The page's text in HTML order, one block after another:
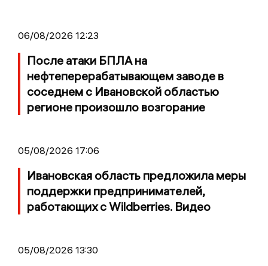
06/08/2026 12:23
После атаки БПЛА на
нефтеперерабатывающем заводе в
соседнем с Ивановской областью
регионе произошло возгорание
05/08/2026 17:06
Ивановская область предложила меры
поддержки предпринимателей,
работающих с Wildberries. Видео
05/08/2026 13:30